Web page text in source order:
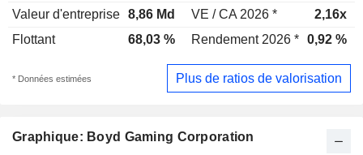
Valeur d'entreprise 8,86 Md VE / CA 2026 *
2,16x
Flottant
68,03 % Rendement 2026 * 0,92 %
* Données estimées Plus de ratios de valorisation
Graphique: Boyd Gaming Corporation